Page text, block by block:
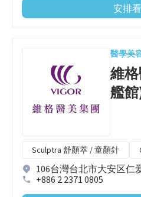
安排
醫學美
維
艦
Sculptra 舒顏萃 / 童顏針
106台灣台北市大安区仁
+886 2 2371 0805